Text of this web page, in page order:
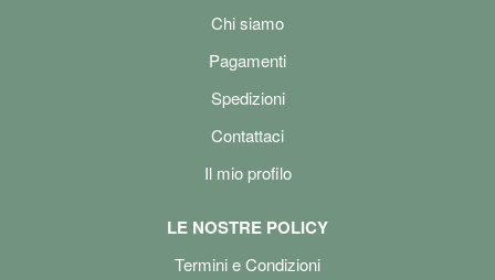
Chi siamo
Pagamenti
Spedizioni
Contattaci
Il mio profilo
LE NOSTRE POLICY
Termini e Condizioni